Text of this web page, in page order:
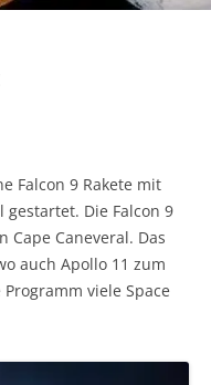
Falcon 9 Rakete mit
Die Falcon 9
Cape Caneveral. Das
auch Apollo 11 zum
viele Space